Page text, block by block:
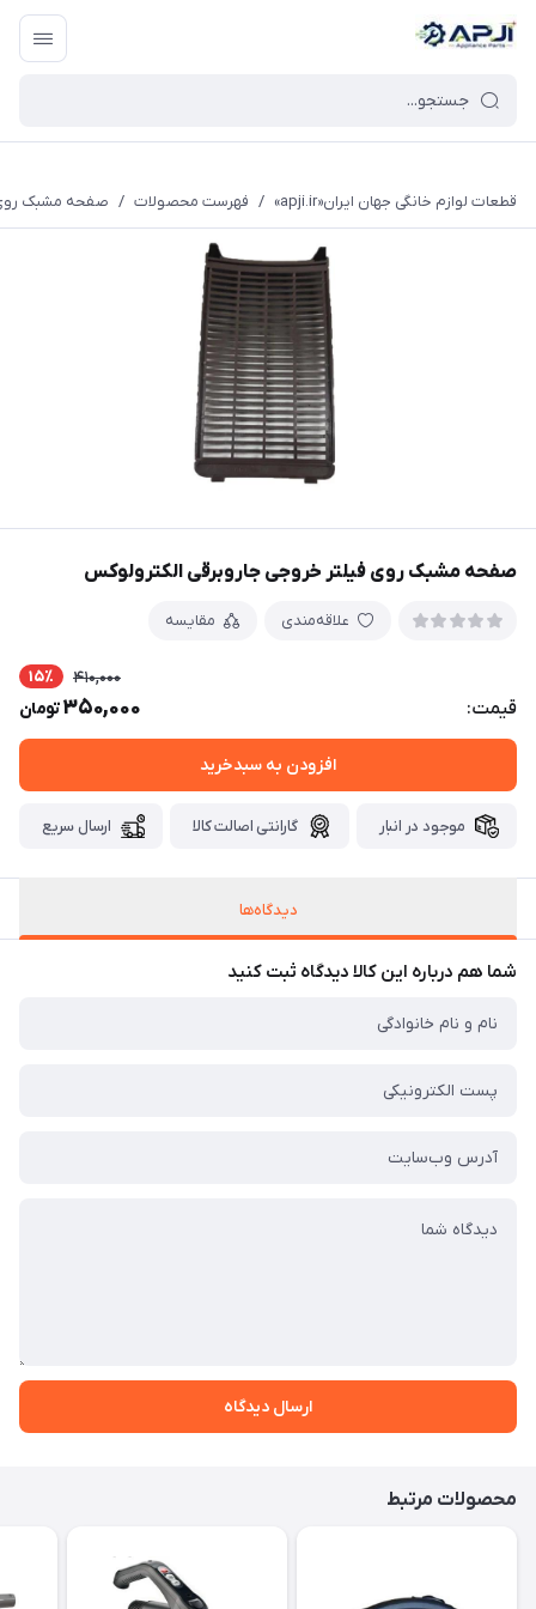
قطعات یدکی و جانبی لوازم خانگی جهان ایران
قطعات لوازم خانگی جهان ایران«apji.ir» / فهرست محصولات / صفحه مشبک روی
صفحه مشبک روی فیلتر خروجی جاروبرقی الکترولوکس
علاقه‌مندی مقایسه
قیمت:
410,000 15٪
350,000تومان
افزودن به سبدخرید
موجود در انبار گارانتی اصالت کالا ارسال سریع
دیدگاه‌ها
شما هم درباره این کالا دیدگاه ثبت کنید
ارسال دیدگاه
محصولات مرتبط